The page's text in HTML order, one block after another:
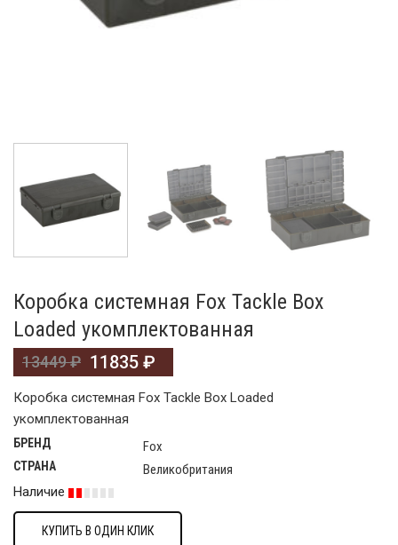
Коробка системная Fox Tackle Box
Loaded укомплектованная
13449₽ 11835 ₽
Коробка системная Fox Tackle Box Loaded
укомплектованная
БРЕНД Fox
СТРАНА
Великобритания
Наличие
КУПИТЬ В ОДИН КЛИК